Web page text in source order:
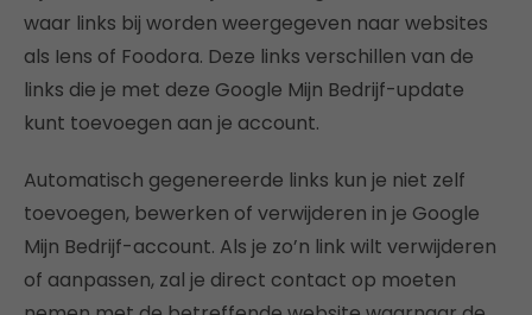
waar links bij worden weergegeven naar websites
als Iens of Foodora. Deze links verschillen van de
links die je met deze Google Mijn Bedrijf-update
kunt toevoegen aan je account.
Automatisch gegenereerde links kun je niet zelf
toevoegen, bewerken of verwijderen in je Google
Mijn Bedrijf-account. Als je zo’n link wilt verwijderen
of aanpassen, zal je direct contact op moeten